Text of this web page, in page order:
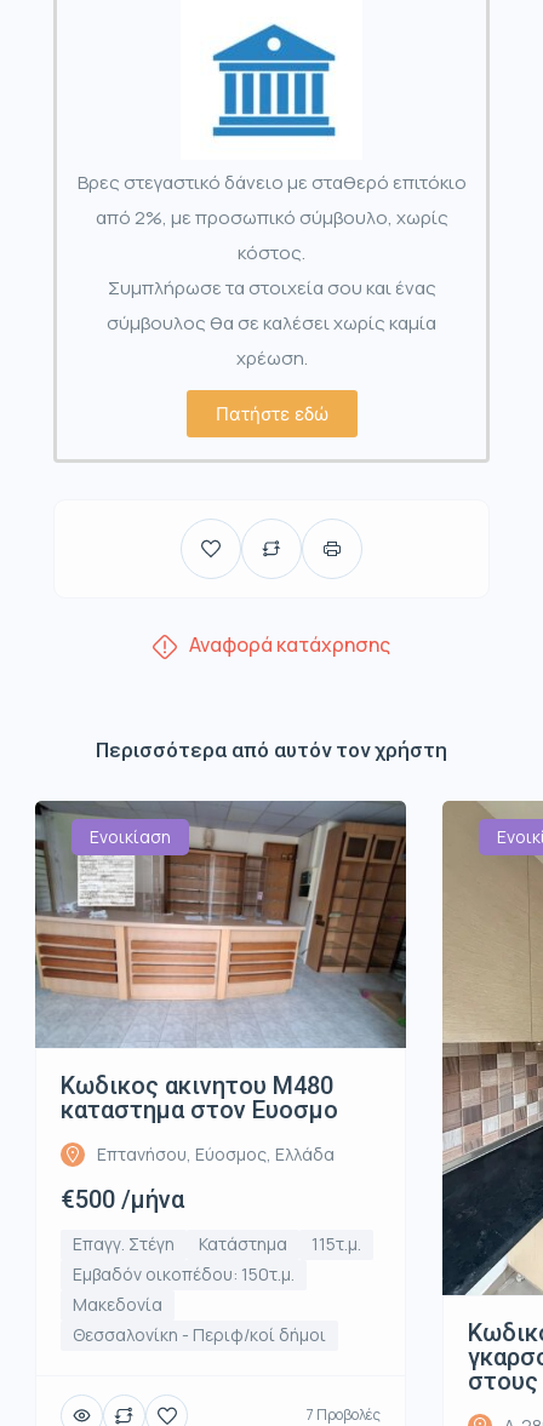
Βρες στεγαστικό δάνειο με σταθερό επιτόκιο
από 2%, με προσωπικό σύμβουλο, χωρίς
κόστος.
Συμπλήρωσε τα στοιχεία σου και ένας
σύμβουλος θα σε καλέσει χωρίς καμία
χρέωση.
Πατήστε εδώ
Αναφορά κατάχρησης
Περισσότερα από αυτόν τον χρήστη
Ενοικίαση
Κωδικος ακινητου Μ480
καταστημα στον Ευοσμο
Επτανήσου, Εύοσμος, Ελλάδα
€500 /μήνα
Επαγγ. Στέγη Κατάστημα
115τ.μ.
Εμβαδόν οικοπέδου: 150τ.μ.
Μακεδονία
Θεσσαλονίκη - Περιφ/κοί δήμοι
7 Προβολές